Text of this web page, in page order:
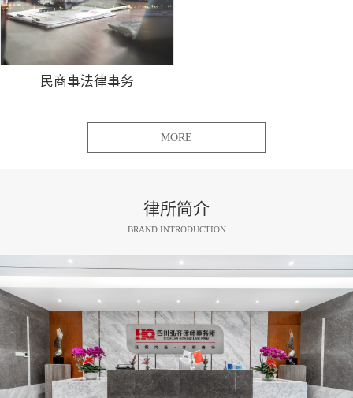
民商事法律事务
MORE
律所简介
BRAND INTRODUCTION